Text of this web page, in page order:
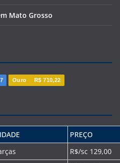
Mato Grosso
Ouro R$ 710,22
PREÇO
R$/sc 129,00